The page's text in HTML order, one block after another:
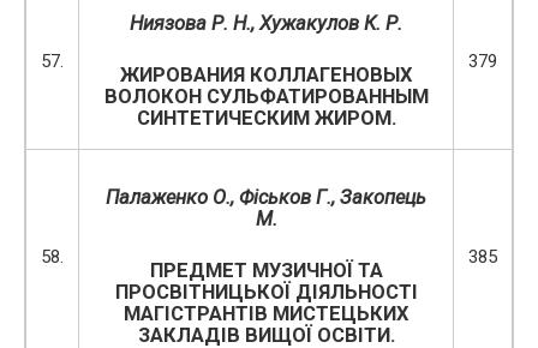
57.
Ниязова Р. Н.,Хужакулов К. Р.
ЖИРОВАНИЯ КОЛЛАГЕНОВЫХ
ВОЛОКОН СУЛЬФАТИРОВАННЫМ
СИНТЕТИЧЕСКИМ ЖИРОМ.
379
58.
Палаженко О., Фіськов Г., Закопець
М.
ПРЕДМЕТ МУЗИЧНОЇ ТА
ПРОСВІТНИЦЬКОЇ ДІЯЛЬНОСТІ
МАГІСТРАНТІВ МИСТЕЦЬКИХ
ЗАКЛАДІВ ВИЩОЇ ОСВІТИ.
385